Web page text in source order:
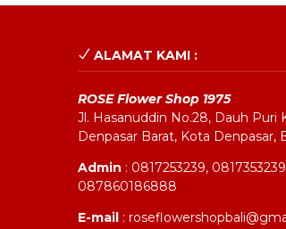
ALAMAT KAMI :
ROSE Flower Shop 1975
Jl. Hasanuddin No.28, Dauh Puri
Denpasar Barat, Kota Denpasar,
Admin : 0817253239,
087860186888
E-mail :